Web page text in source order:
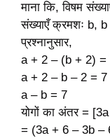
माना कि, विषम
संख्याएँ क्रमशः b,
प्रश्नानुसार,
a + 2 – (b + 2) =
a + 2 – b – 2 = 7
a – b = 7
योगों का अंतर =
= (3a + 6 – 3b –